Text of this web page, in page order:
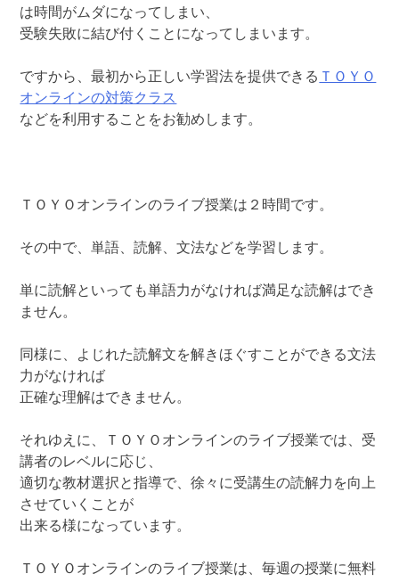
は時間がムダになってしまい、
受験失敗に結び付くことになってしまいます。
ですから、最初から正しい学習法を提供できる ＴＯＹＯ
オンラインの対策クラス
などを利用することをお勧めします。
ＴＯＹＯオンラインのライブ授業は２時間です。
その中で、単語、読解、文法などを学習します。
単に読解といっても単語力がなければ満足な読解はでき
ません。
同様に、よじれた読解文を解きほぐすことができる文法
力がなければ
正確な理解はできません。
それゆえに、ＴＯＹＯオンラインのライブ授業では、受
講者のレベルに応じ、
適切な教材選択と指導で、徐々に受講生の読解力を向上
させていくことが
出来る様になっています。
ＴＯＹＯオンラインのライブ授業は、毎週の授業に無料